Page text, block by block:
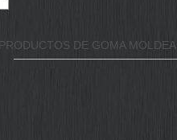
PRODUCTOS DE GOMA